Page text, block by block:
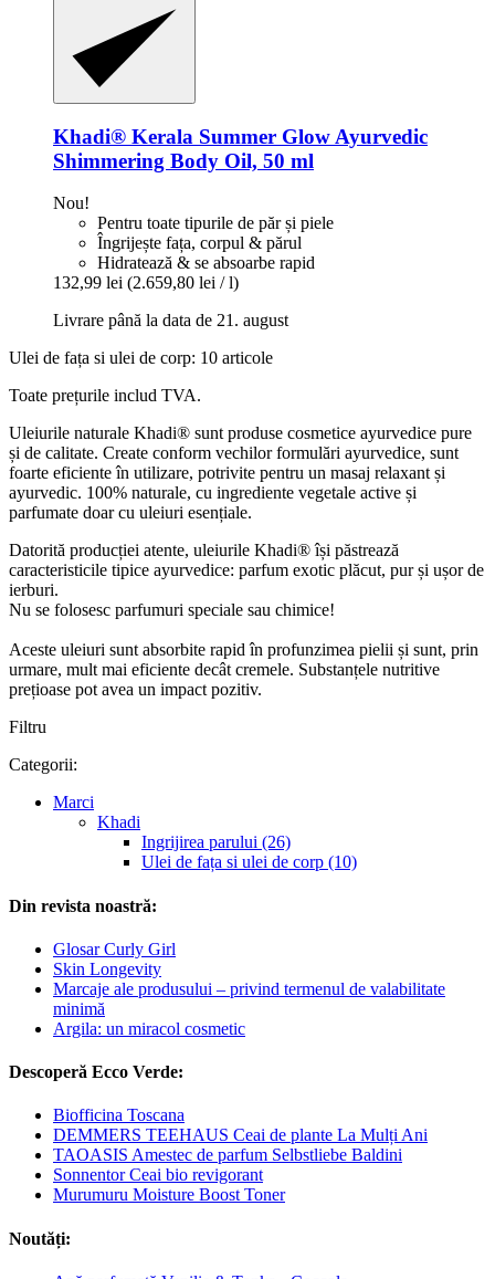
Khadi® Kerala Summer Glow Ayurvedic
Shimmering Body Oil, 50 ml
Nou!
Pentru toate tipurile de păr și piele
Îngrijește fața, corpul & părul
Hidratează & se absoarbe rapid
132,99 lei (2.659,80 lei / l)
Livrare până la data de 21. august
Ulei de fața si ulei de corp: 10 articole
Toate prețurile includ TVA.
Uleiurile naturale Khadi® sunt produse cosmetice ayurvedice pure
și de calitate. Create conform vechilor formulări ayurvedice, sunt
foarte eficiente în utilizare, potrivite pentru un masaj relaxant și
ayurvedic. 100% naturale, cu ingrediente vegetale active și
parfumate doar cu uleiuri esențiale.
Datorită producției atente, uleiurile Khadi® își păstrează
caracteristicile tipice ayurvedice: parfum exotic plăcut, pur și ușor de
ierburi.
Nu se folosesc parfumuri speciale sau chimice!
Aceste uleiuri sunt absorbite rapid în profunzimea pielii și sunt, prin
urmare, mult mai eficiente decât cremele. Substanțele nutritive
prețioase pot avea un impact pozitiv.
Filtru
Categorii:
Marci
Khadi
Ingrijirea parului (26)
Ulei de fața si ulei de corp (10)
Din revista noastră:
Glosar Curly Girl
Skin Longevity
Marcaje ale produsului – privind termenul de valabilitate
minimă
Argila: un miracol cosmetic
Descoperă Ecco Verde:
Biofficina Toscana
DEMMERS TEEHAUS Ceai de plante La Mulți Ani
TAOASIS Amestec de parfum Selbstliebe Baldini
Sonnentor Ceai bio revigorant
Murumuru Moisture Boost Toner
Noutăți: